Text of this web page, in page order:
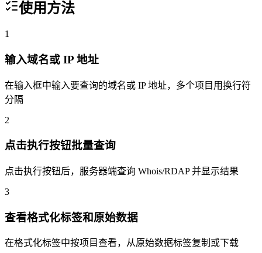
使用方法
1
输入域名或 IP 地址
在输入框中输入要查询的域名或 IP 地址，多个项目用换行符
分隔
2
点击执行按钮批量查询
点击执行按钮后，服务器端查询 Whois/RDAP 并显示结果
3
查看格式化标签和原始数据
在格式化标签中按项目查看，从原始数据标签复制或下载